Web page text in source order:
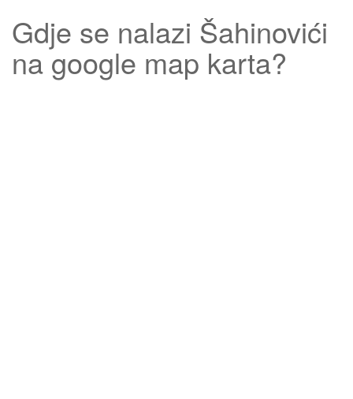
Gdje se nalazi Šahinovići
na google map karta?